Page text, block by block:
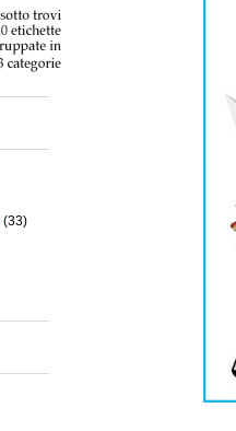
(33)